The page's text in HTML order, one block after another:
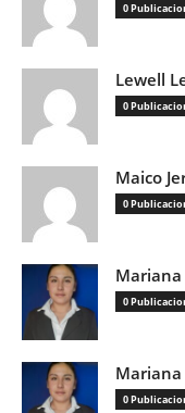
0
Lewell
0
Maico
0
0
0